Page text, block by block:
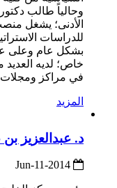
وحالياً طالب
الأدنى؛ يشغل
للدراسات
بشكل عام وعلى
خاص؛ لديه العديد
في مراكز ومجلات
المزيد
د. عبدالعزيز